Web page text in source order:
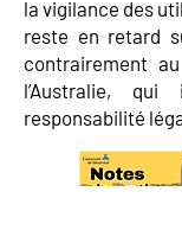
la vigilance des
reste en retard
contrairement
l’Australie,
responsabilité